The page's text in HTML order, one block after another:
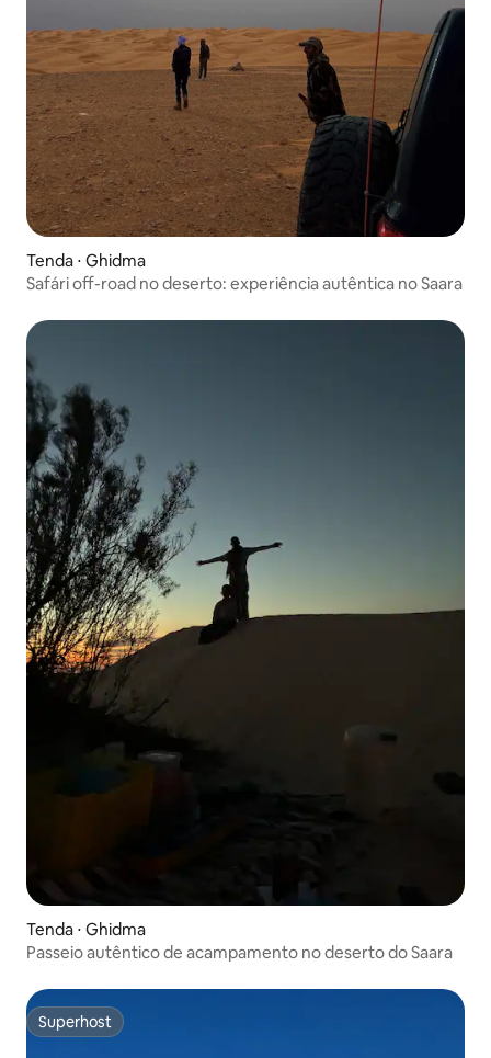
Tenda ⋅ Ghidma
Safári off-road no deserto: experiência autêntica no Saara
Tenda ⋅ Ghidma
Passeio autêntico de acampamento no deserto do Saara
Superhost
Superhost